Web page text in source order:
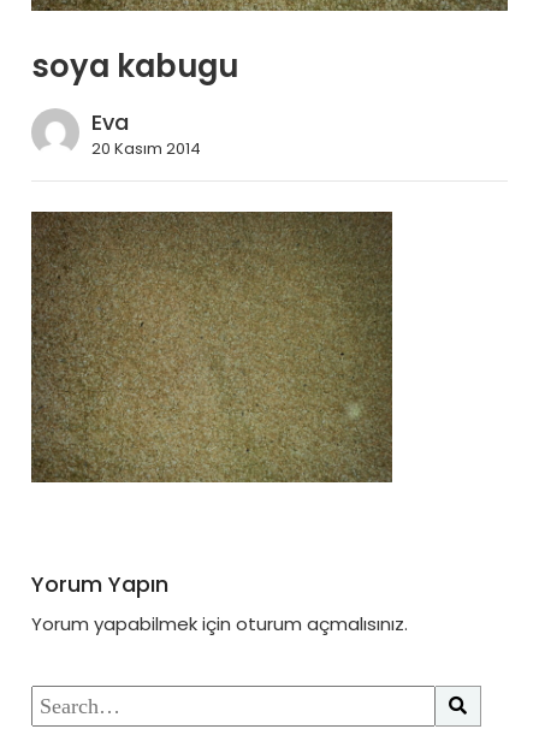
soya kabugu
Eva
20 Kasım 2014
Yorum Yapın
Yorum yapabilmek içinoturum açmalısınız.